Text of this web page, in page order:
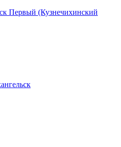
Первый (Кузнечихинский